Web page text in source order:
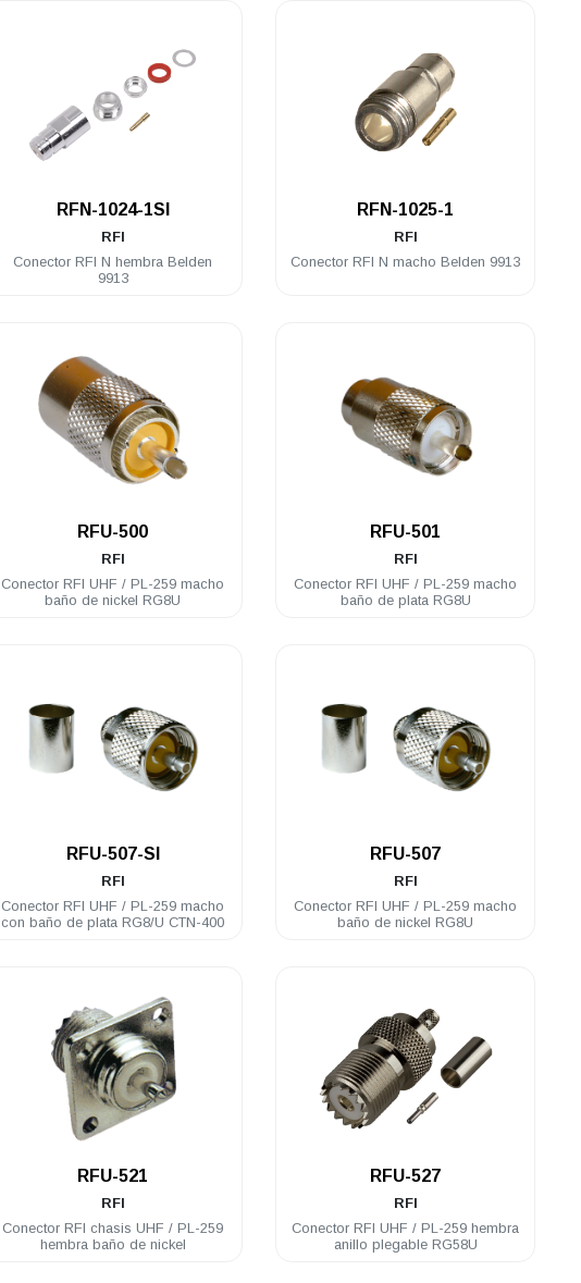
RFN-1024-1SI
RFI
Conector RFI N hembra Belden
9913
RFN-1025-1
RFI
Conector RFI N macho Belden 9913
RFU-500
RFI
Conector RFI UHF / PL-259 macho
baño de nickel RG8U
RFU-501
RFI
Conector RFI UHF / PL-259 macho
baño de plata RG8U
RFU-507-SI
RFI
Conector RFI UHF / PL-259 macho
con baño de plata RG8/U CTN-400
RFU-507
RFI
Conector RFI UHF / PL-259 macho
baño de nickel RG8U
RFU-521
RFI
Conector RFI chasis UHF / PL-259
hembra baño de nickel
RFU-527
RFI
Conector RFI UHF / PL-259 hembra
anillo plegable RG58U